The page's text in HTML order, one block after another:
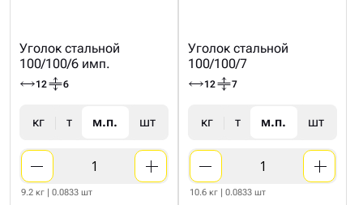
Уголок стальной
100/100/6 имп.
12 6
кг т м.п. шт
9.2 кг | 0.0833 шт
Уголок стальной
100/100/7
12 7
кг т м.п. шт
10.6 кг | 0.0833 шт